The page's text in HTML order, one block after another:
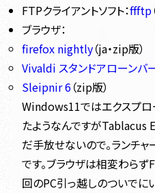
FTPクライアントソフト：ffftp
ブラウザ：
firefox nightly（ja・zip版）
Vivaldi スタンドアローンバ
Sleipnir 6（zip版）
Windows11ではエクスプ
たようなんですがTablacus
だ手放せないので。ランチャ
です。ブラウザは相変わら
回のPC引っ越しのついでに